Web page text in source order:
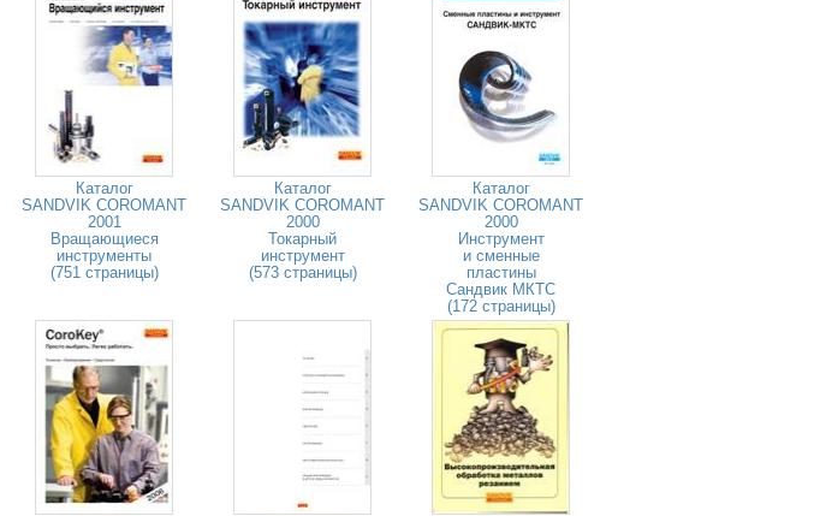
Каталог
SANDVIK COROMANT
2001
Вращающиеся
инструменты
(751 страницы)
Каталог
SANDVIK COROMANT
2000
Токарный
инструмент
(573 страницы)
Каталог
SANDVIK COROMANT
2000
Инструмент
и сменные
пластины
Сандвик МКТС
(172 страницы)